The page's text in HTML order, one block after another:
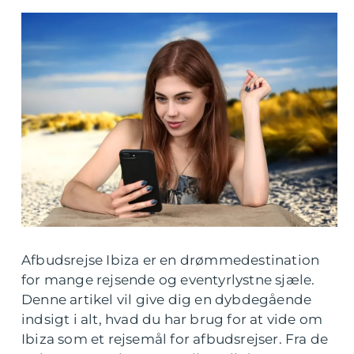
Afbudsrejse Ibiza er en drømmedestination
for mange rejsende og eventyrlystne sjæle.
Denne artikel vil give dig en dybdegående
indsigt i alt, hvad du har brug for at vide om
Ibiza som et rejsemål for afbudsrejser. Fra de